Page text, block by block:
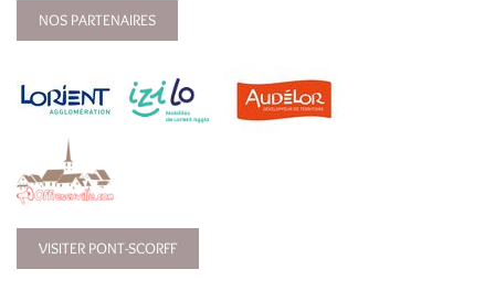
NOS PARTENAIRES
VISITER PONT-SCORFF